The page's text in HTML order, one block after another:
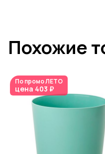
Похожие
По промоЛЕТО
цена 403 ₽